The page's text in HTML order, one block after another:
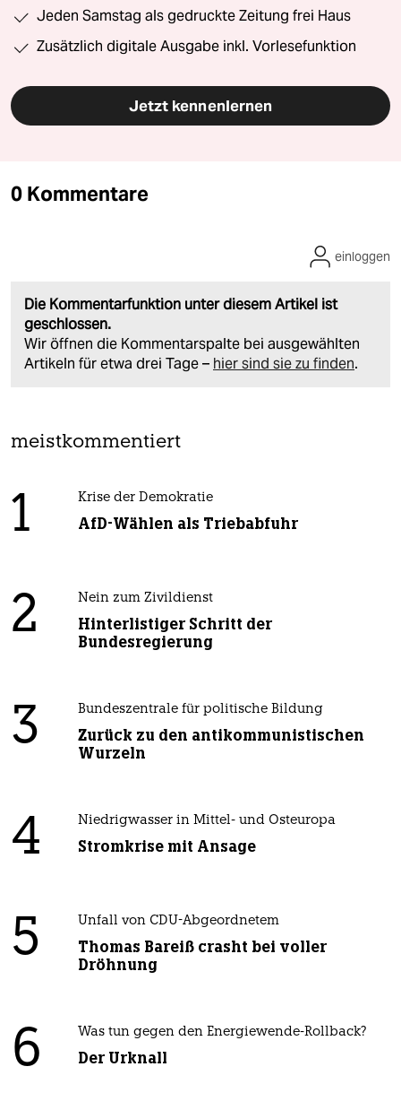
Jeden Samstag als gedruckte Zeitung frei Haus
Zusätzlich digitale Ausgabe inkl. Vorlesefunktion
Jetzt kennenlernen
0 Kommentare
Die Kommentarfunktion unter diesem Artikel ist
geschlossen.
Wir öffnen die Kommentarspalte bei ausgewählten
Artikeln für etwa drei Tage – hier sind sie zu finden.
einloggen
meistkommentiert
1 Krise der Demokratie
AfD-Wählen als Triebabfuhr
2 Nein zum Zivildienst
Hinterlistiger Schritt der
Bundesregierung
3 Bundeszentrale für politische Bildung
Zurück zu den antikommunistischen
Wurzeln
4 Niedrigwasser in Mittel- und Osteuropa
Stromkrise mit Ansage
5 Unfall von CDU-Abgeordnetem
Thomas Bareiß crasht bei voller
Dröhnung
6 Was tun gegen den Energiewende-Rollback?
Der Urknall